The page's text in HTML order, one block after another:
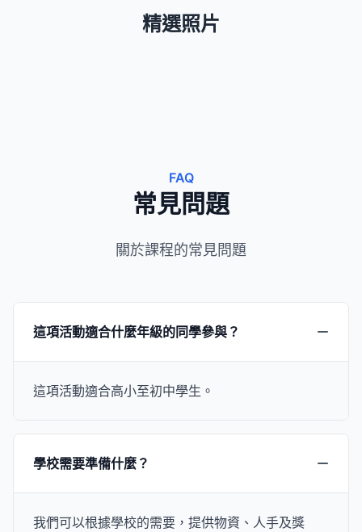
精選照片
FAQ
常見問題
關於課程的常見問題
這項活動適合什麼年級的同學參與？
這項活動適合高小至初中學生。
學校需要準備什麼？
我們可以根據學校的需要，提供物資、人手及獎